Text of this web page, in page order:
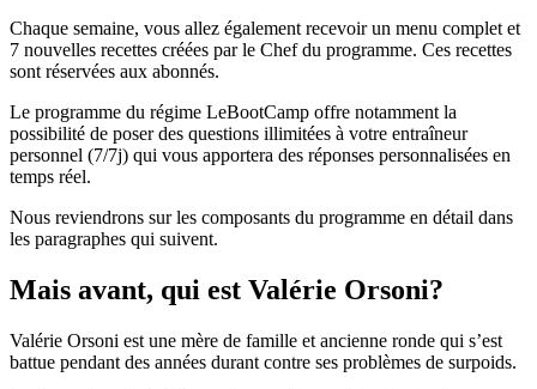
Chaque semaine, vous allez également recevoir un menu complet et
7 nouvelles recettes créées par le Chef du programme. Ces recettes
sont réservées aux abonnés.
Le programme du régime LeBootCamp offre notamment la
possibilité de poser des questions illimitées à votre entraîneur
personnel (7/7j) qui vous apportera des réponses personnalisées en
temps réel.
Nous reviendrons sur les composants du programme en détail dans
les paragraphes qui suivent.
Mais avant, qui est Valérie Orsoni?
Valérie Orsoni est une mère de famille et ancienne ronde qui s’est
battue pendant des années durant contre ses problèmes de surpoids.